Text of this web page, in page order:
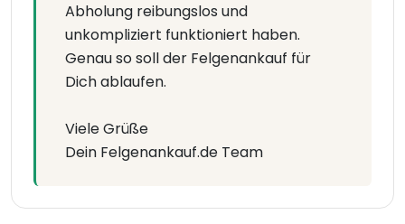
Abholung reibungslos und
unkompliziert funktioniert haben.
Genau so soll der Felgenankauf für
Dich ablaufen.
Viele Grüße
Dein Felgenankauf.de Team